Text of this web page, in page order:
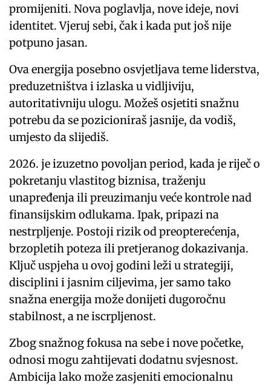
promijeniti. Nova poglavlja, nove ideje, novi
identitet. Vjeruj sebi, čak i kada put još nije
potpuno jasan.
Ova energija posebno osvjetljava teme liderstva,
preduzetništva i izlaska u vidljiviju,
autoritativniju ulogu. Možeš osjetiti snažnu
potrebu da se pozicioniraš jasnije, da vodiš,
umjesto da slijediš.
2026. je izuzetno povoljan period, kada je riječ o
pokretanju vlastitog biznisa, traženju
unapređenja ili preuzimanju veće kontrole nad
finansijskim odlukama. Ipak, pripazi na
nestrpljenje. Postoji rizik od preopterećenja,
brzopletih poteza ili pretjeranog dokazivanja.
Ključ uspjeha u ovoj godini leži u strategiji,
disciplini i jasnim ciljevima, jer samo tako
snažna energija može donijeti dugoročnu
stabilnost, a ne iscrpljenost.
Zbog snažnog fokusa na sebe i nove početke,
odnosi mogu zahtijevati dodatnu svjesnost.
Ambicija lako može zasjeniti emocionalnu